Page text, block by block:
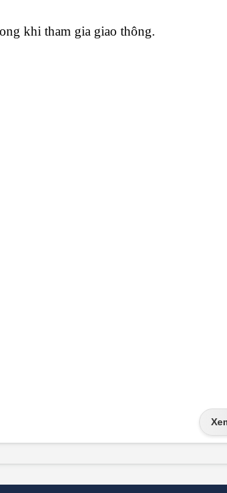
khi tham gia giao thông.